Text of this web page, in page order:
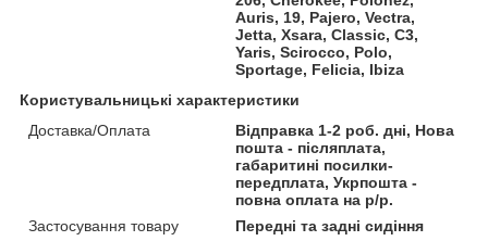
Auris, 19, Pajero, Vectra,
Jetta, Xsara, Classic, C3,
Yaris, Scirocco, Polo,
Sportage, Felicia, Ibiza
Користувальницькі характеристики
Доставка/Оплата
Відправка 1-2 роб. дні, Нова
пошта - післяплата,
габаритині посилки-
передплата, Укрпошта -
повна оплата на р/р.
Застосування товару
Передні та задні сидіння